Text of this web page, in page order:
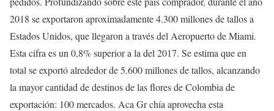
2018 se exportaron aproximadamente 4.300 millones de tallos a
Estados Unidos, que llegaron a través del Aeropuerto de Miami.
Esta cifra es un 0,8% superior a la del 2017. Se estima que en
total se exportó alrededor de 5.600 millones de tallos, alcanzando
la mayor cantidad de destinos de las flores de Colombia de
exportación: 100 mercados. Aca Gr chía aprovecha esta